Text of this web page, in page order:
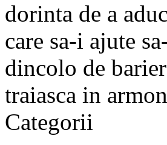
dorinta de a
care sa-i ajute
dincolo de
traiasca in
Categorii